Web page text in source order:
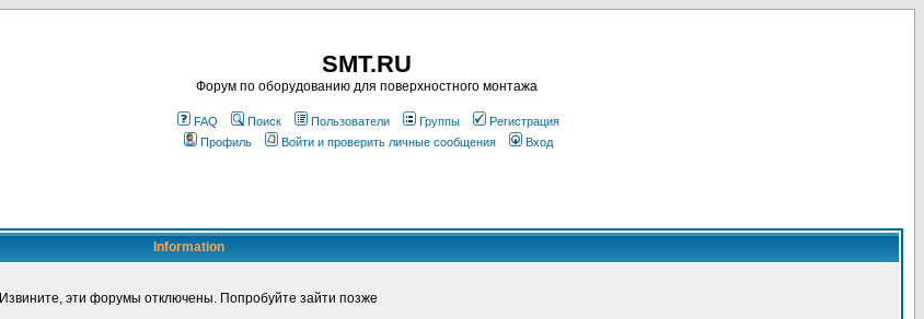
SMT.RU
Форум по оборудованию для поверхностного монтажа
FAQ Поиск Пользователи Группы
Регистрация
Профиль
Войти и проверить личные сообщения Вход
Information
Извините, эти форумы отключены. Попробуйте зайти позже